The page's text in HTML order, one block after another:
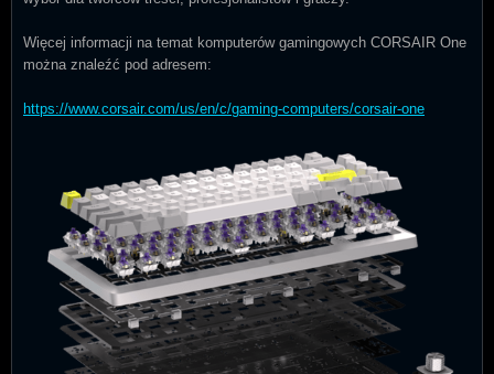
Więcej informacji na temat komputerów gamingowych CORSAIR One
można znaleźć pod adresem:
https://www.corsair.com/us/en/c/gaming-computers/corsair-one